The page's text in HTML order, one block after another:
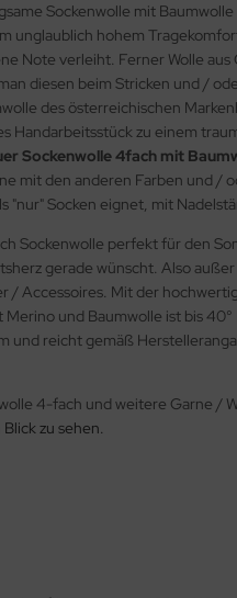
Sockenwolle mit
unglaublich hohem
Note verleiht. Ferner Wolle
diesen beim Stricken und /
des österreichischen
Handarbeitsstück zu einem
Sockenwolle 4fach mit
mit den anderen Farben und /
Socken eignet, mit
Sockenwolle perfekt für den
gerade wünscht. Also
/ Accessoires. Mit der
und Baumwolle ist bis
reicht gemäß
4-fach und weitere Garne /
zu sehen.